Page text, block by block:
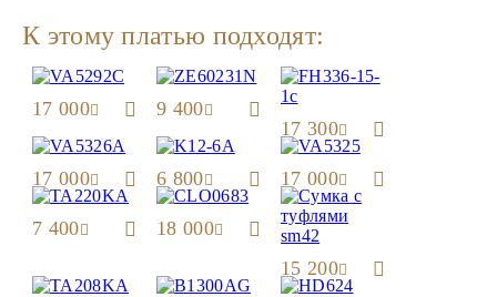
К этому платью подходят:
17 000
9 400
17 300
17 000 6 800 17 000
7 400
18 000
15 200